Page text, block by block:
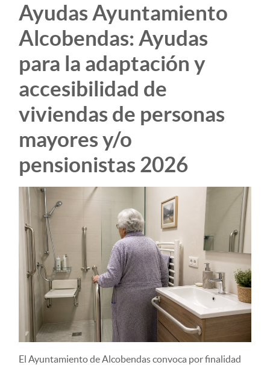
Ayudas Ayuntamiento
Alcobendas: Ayudas
para la adaptación y
accesibilidad de
viviendas de personas
mayores y/o
pensionistas 2026
El Ayuntamiento de Alcobendas convoca por finalidad